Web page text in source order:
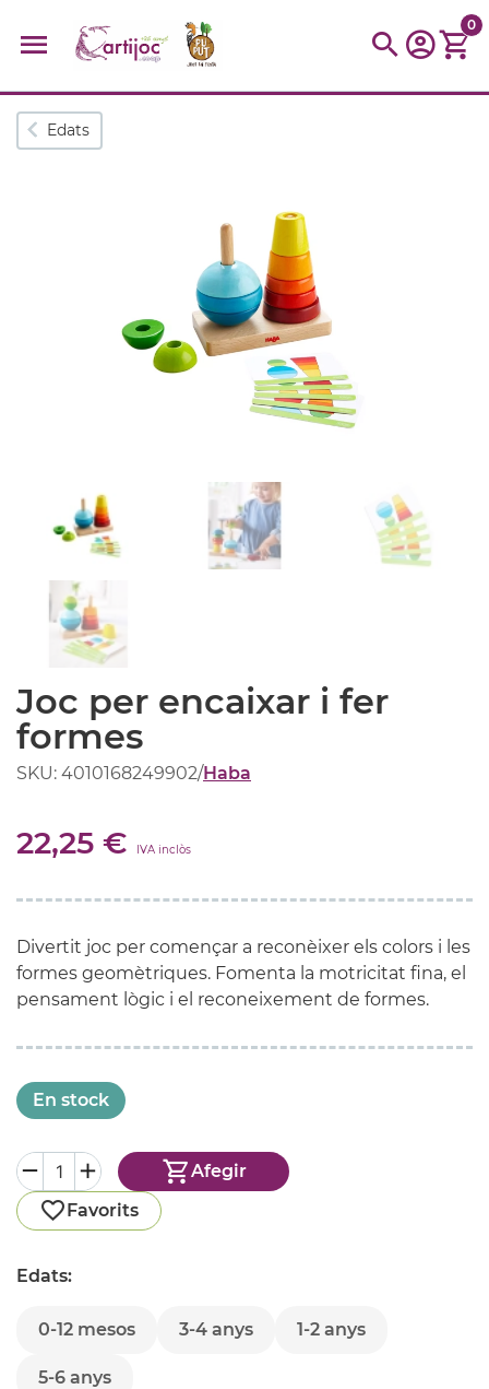
Cerques populars
0
Edats
Joc per encaixar i fer
formes
SKU: 4010168249902/Haba
22,25 € IVA inclòs
Divertit joc per començar a reconèixer els colors i les
formes geomètriques. Fomenta la motricitat fina, el
pensament lògic i el reconeixement de formes.
En stock
Afegir
Favorits
Edats:
0-12 mesos 3-4 anys 1-2 anys
5-6 anys